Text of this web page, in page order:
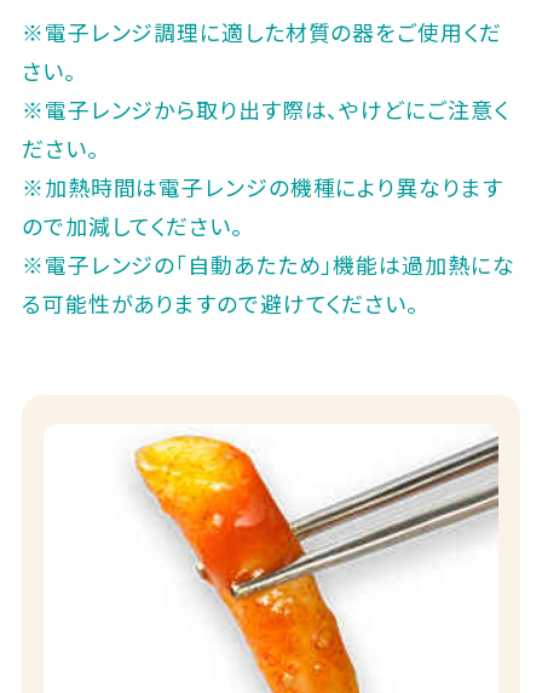
※電子レンジ調理に適した材質の器をご使用くだ
さい。
※電子レンジから取り出す際は、やけどにご注意く
ださい。
※加熱時間は電子レンジの機種により異なります
ので加減してください。
※電子レンジの「自動あたため」機能は過加熱にな
る可能性がありますので避けてください。